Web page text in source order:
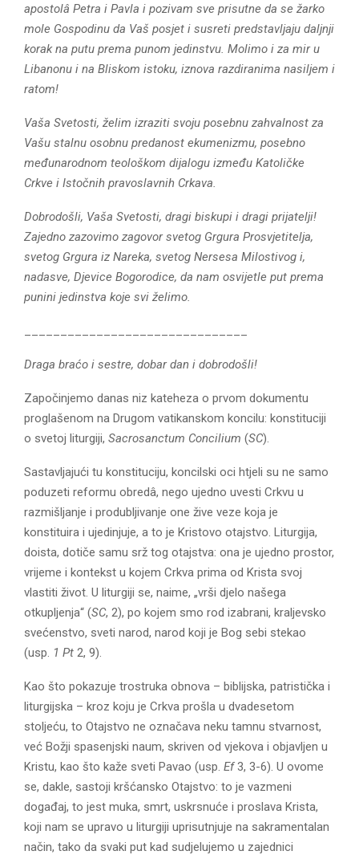
apostolâ Petra i Pavla i pozivam sve prisutne da se žarko
mole Gospodinu da Vaš posjet i susreti predstavljaju daljnji
korak na putu prema punom jedinstvu. Molimo i za mir u
Libanonu i na Bliskom istoku, iznova razdiranima nasiljem i
ratom!
Vaša Svetosti, želim izraziti svoju posebnu zahvalnost za
Vašu stalnu osobnu predanost ekumenizmu, posebno
međunarodnom teološkom dijalogu između Katoličke
Crkve i Istočnih pravoslavnih Crkava.
Dobrodošli, Vaša Svetosti, dragi biskupi i dragi prijatelji!
Zajedno zazovimo zagovor svetog Grgura Prosvjetitelja,
svetog Grgura iz Nareka, svetog Nersesa Milostivog i,
nadasve, Djevice Bogorodice, da nam osvijetle put prema
punini jedinstva koje svi želimo.
Draga braćo i sestre, dobar dan i dobrodošli!
Započinjemo danas niz kateheza o prvom dokumentu
proglašenom na Drugom vatikanskom koncilu: konstituciji
o svetoj liturgiji, Sacrosanctum Concilium (SC).
Sastavljajući tu konstituciju, koncilski oci htjeli su ne samo
poduzeti reformu obredâ, nego ujedno uvesti Crkvu u
razmišljanje i produbljivanje one žive veze koja je
konstituira i ujedinjuje, a to je Kristovo otajstvo. Liturgija,
doista, dotiče samu srž tog otajstva: ona je ujedno prostor,
vrijeme i kontekst u kojem Crkva prima od Krista svoj
vlastiti život. U liturgiji se, naime, „vrši djelo našega
otkupljenja“ (SC, 2), po kojem smo rod izabrani, kraljevsko
svećenstvo, sveti narod, narod koji je Bog sebi stekao
(usp. 1 Pt 2, 9).
Kao što pokazuje trostruka obnova – biblijska, patristička i
liturgijska – kroz koju je Crkva prošla u dvadesetom
stoljeću, to Otajstvo ne označava neku tamnu stvarnost,
već Božji spasenjski naum, skriven od vjekova i objavljen u
Kristu, kao što kaže sveti Pavao (usp. Ef3, 3-6). U ovome
se, dakle, sastoji kršćansko Otajstvo: to je vazmeni
događaj, to jest muka, smrt, uskrsnuće i proslava Krista,
koji nam se upravo u liturgiji uprisutnjuje na sakramentalan
način, tako da svaki put kad sudjelujemo u zajednici